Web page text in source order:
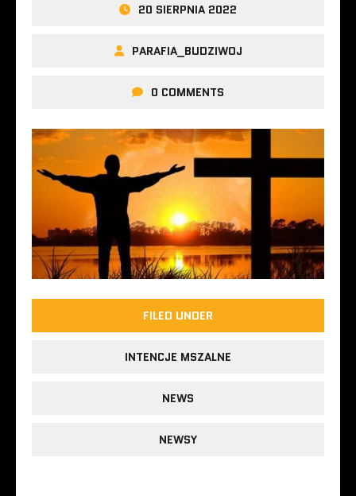
20 SIERPNIA 2022
PARAFIA_BUDZIWOJ
0 COMMENTS
FILED UNDER
INTENCJE MSZALNE
NEWS
NEWSY